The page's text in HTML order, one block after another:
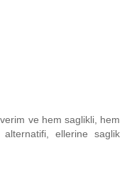
ve hem saglikli, hem
ellerine saglik